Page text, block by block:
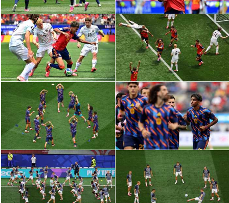
الدوري الإنجليزي الممتاز
الدوري الإسباني
الدوري الإيطالي
الدوري الألماني
الدوري الفرنسي
الدوري السعودي للمحترفين
دوري أبطال أوروبا
دوري أبطال إفريقيا
كل البطولات